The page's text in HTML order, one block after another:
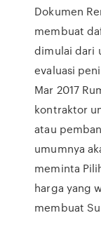
Dokumen
membuat
dimulai dari
evaluasi
Mar 2017
kontraktor
atau
umumnya
meminta
harga yang
membuat